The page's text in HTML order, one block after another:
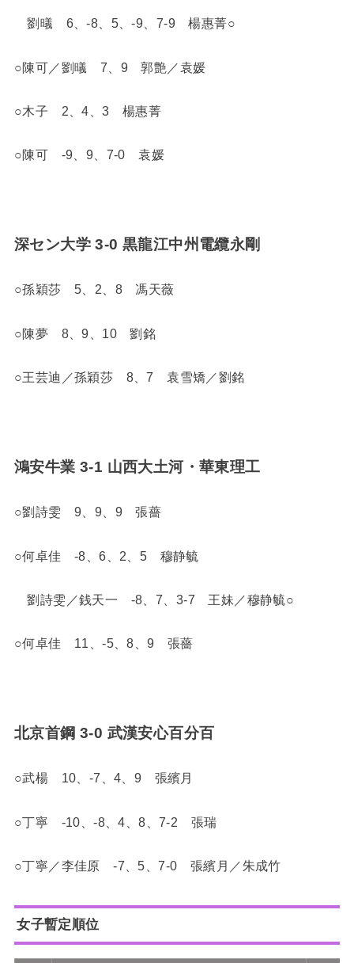
劉㬢 6、-8、5、-9、7-9 楊惠菁○
○陳可／劉㬢 7、9 郭艶／袁媛
○木子 2、4、3 楊惠菁
○陳可 -9、9、7-0 袁媛
深セン大学 3-0 黒龍江中州電纜永剛
○孫穎莎 5、2、8 馮天薇
○陳夢 8、9、10 劉銘
○王芸迪／孫穎莎 8、7 袁雪矯／劉銘
鴻安牛業 3-1 山西大土河・華東理工
○劉詩雯 9、9、9 張薔
○何卓佳 -8、6、2、5 穆静毓
劉詩雯／銭天一 -8、7、3-7 王妹／穆静毓○
○何卓佳 11、-5、8、9 張薔
北京首鋼 3-0 武漢安心百分百
○武楊 10、-7、4、9 張繽月
○丁寧 -10、-8、4、8、7-2 張瑞
○丁寧／李佳原 -7、5、7-0 張繽月／朱成竹
女子暫定順位